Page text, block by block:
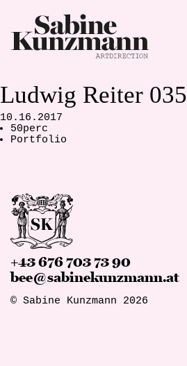
Ludwig Reiter 035
10.16.2017
50perc
Portfolio
+43 676 703 73 90
bee@sabinekunzmann.at
© Sabine Kunzmann 2026